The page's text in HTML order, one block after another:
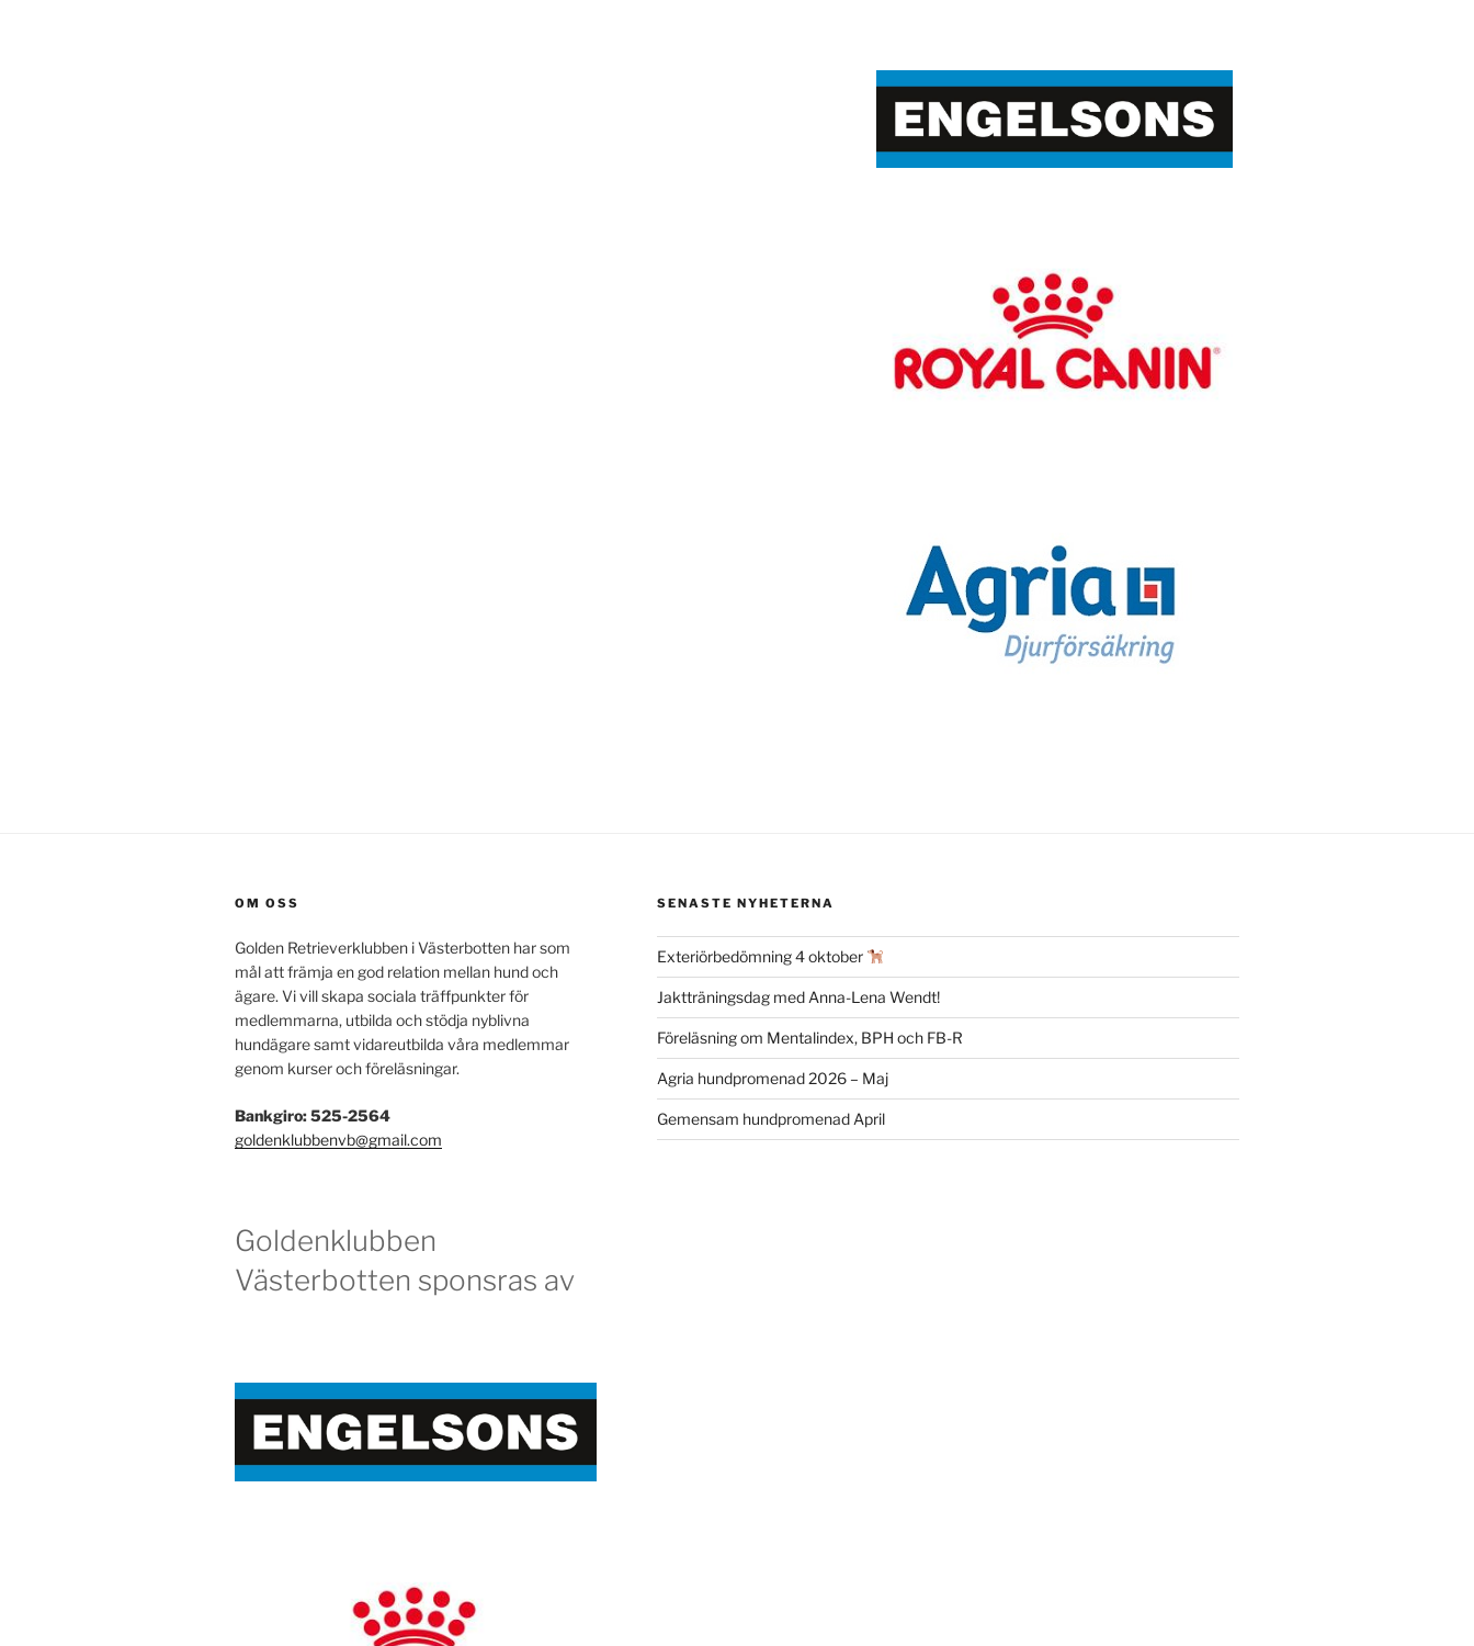
OM OSS
Golden Retrieverklubben i Västerbotten har som
mål att främja en god relation mellan hund och
ägare. Vi vill skapa sociala träffpunkter för
medlemmarna, utbilda och stödja nyblivna
hundägare samt vidareutbilda våra medlemmar
genom kurser och föreläsningar.
Bankgiro: 525-2564
goldenklubbenvb@gmail.com
Goldenklubben
Västerbotten sponsras av
SENASTE NYHETERNA
Exteriörbedömning 4 oktober
Jaktträningsdag med Anna-Lena Wendt!
Föreläsning om Mentalindex, BPH och FB-R
Agria hundpromenad 2026 – Maj
Gemensam hundpromenad April